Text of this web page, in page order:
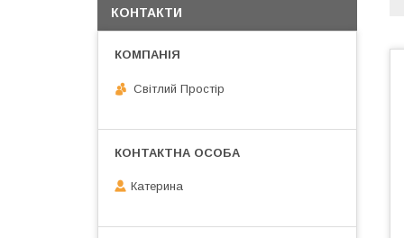
КОНТАКТИ
Світлий Простір
Катерина